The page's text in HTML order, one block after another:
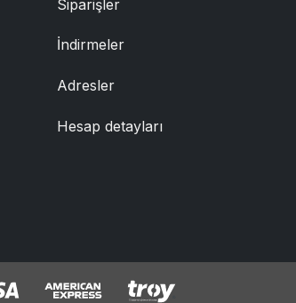
Siparişler
İndirmeler
Adresler
Hesap detayları